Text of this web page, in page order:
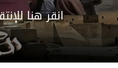
انقر هنا